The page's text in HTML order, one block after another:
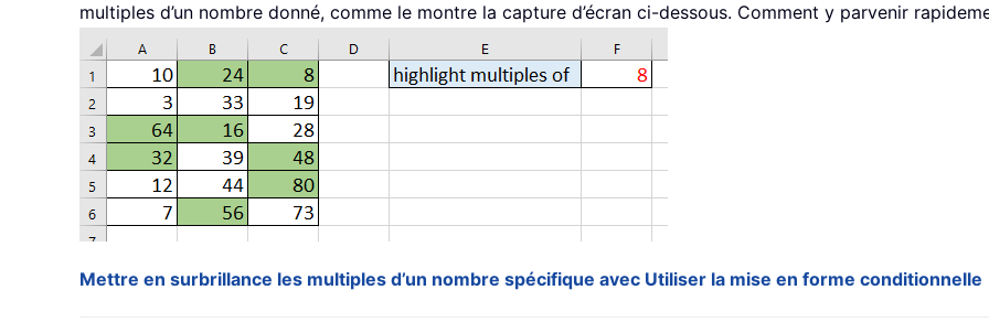
multiples d’un nombre donné, comme le montre la capture d’écran ci-dessous. Comment y parvenir
Mettre en surbrillance les multiples d’un nombre spécifique avec Utiliser la mise en forme conditionnelle